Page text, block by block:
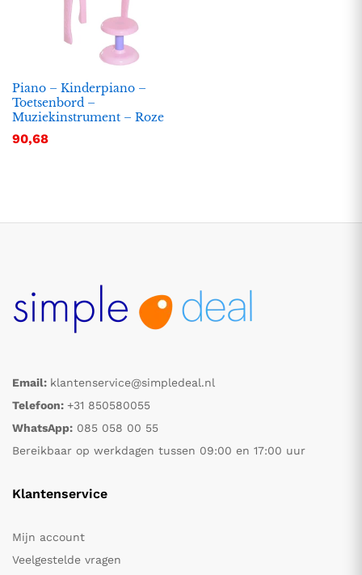
Piano – Kinderpiano –
Toetsenbord –
Muziekinstrument – Roze
90,68
Email: klantenservice@simpledeal.nl
Telefoon: +31 850580055
WhatsApp: 085 058 00 55
Bereikbaar op werkdagen tussen 09:00 en 17:00 uur
Klantenservice
Mijn account
Veelgestelde vragen